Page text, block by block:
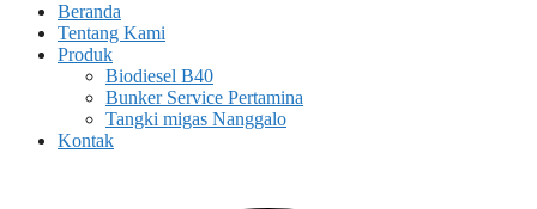
Beranda
Tentang Kami
Produk
Biodiesel B40
Bunker Service Pertamina
Tangki migas Nanggalo
Kontak